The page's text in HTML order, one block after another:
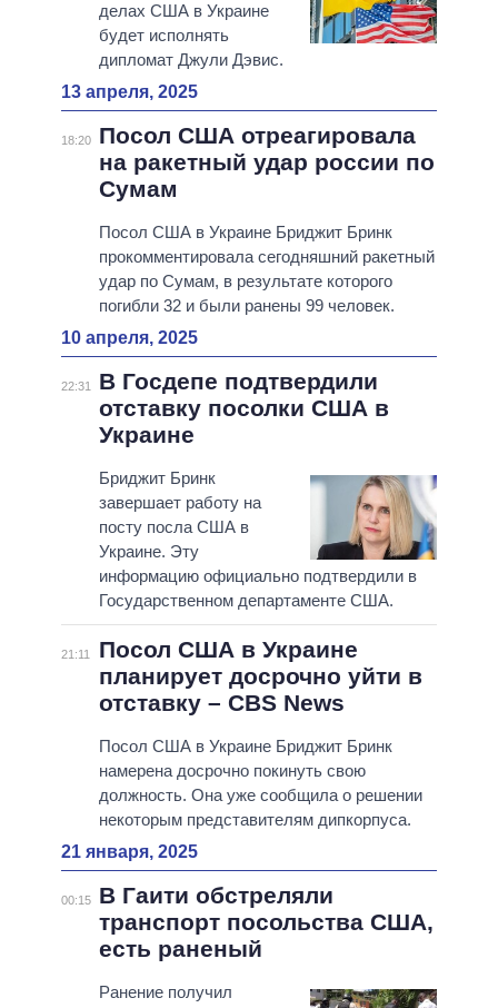
делах США в Украине
будет исполнять
дипломат Джули Дэвис.
13 апреля, 2025
18:20
Посол США отреагировала
на ракетный удар россии по
Сумам
Посол США в Украине Бриджит Бринк
прокомментировала сегодняшний ракетный
удар по Сумам, в результате которого
погибли 32 и были ранены 99 человек.
10 апреля, 2025
22:31
В Госдепе подтвердили
отставку посолки США в
Украине
Бриджит Бринк
завершает работу на
посту посла США в
Украине. Эту
информацию официально подтвердили в
Государственном департаменте США.
21:11
Посол США в Украине
планирует досрочно уйти в
отставку – CBS News
Посол США в Украине Бриджит Бринк
намерена досрочно покинуть свою
должность. Она уже сообщила о решении
некоторым представителям дипкорпуса.
21 января, 2025
00:15
В Гаити обстреляли
транспорт посольства США,
есть раненый
Ранение получил